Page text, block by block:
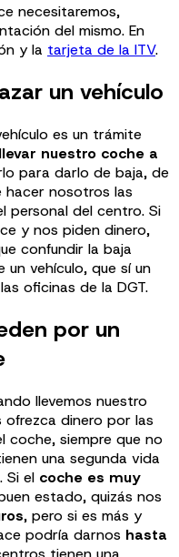
necesitaremos,
del mismo. En
y la tarjeta de la ITV.
un vehículo
es un trámite
nuestro coche a
para darlo de baja, de
hacer nosotros las
personal del centro. Si
y nos piden dinero,
confundir la baja
vehículo, que sí un
oficinas de la DGT.
por un
llevemos nuestro
dinero por las
coche, siempre que no
una segunda vida
Si el coche es muy
estado, quizás nos
, pero si es más y
podría darnos hasta